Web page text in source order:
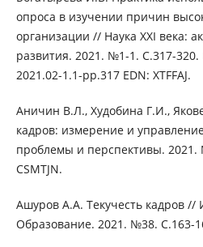
опроса в изучении причин
организации // Наука XXI века:
развития. 2021. №1-1. С.317-320.
2021.02-1.1-pp.317 EDN: XTFFAJ.
Аничин В.Л., Худобина Г.И.,
кадров: измерение и
проблемы и перспективы. 2021.
CSMTJN.
Ашуров А.А. Текучесть кадров //
Образование. 2021. №38. С.163-